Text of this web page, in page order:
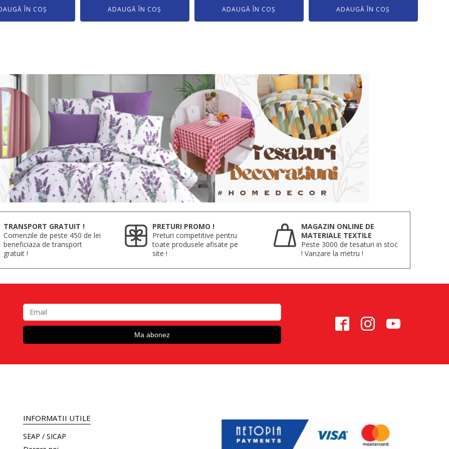
ÎN COȘ ADAUGĂ ÎN COȘ ADAUGĂ ÎN COȘ ADAUGĂ ÎN COȘ
TRANSPORT GRATUIT !
Comenzile de peste 450 de lei
beneficiaza de transport
gratuit !
PRETURI PROMO !
Preturi competitive pentru
toate produsele afisate pe
site !
MAGAZIN ONLINE DE
MATERIALE TEXTILE
Peste 3000 de tesaturi in stoc
! Vanzare la metru !
INFORMATII UTILE
SEAP / SICAP